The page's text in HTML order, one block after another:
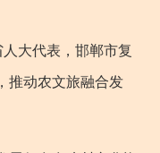
大代表，邯郸市复
推动农文旅融合发